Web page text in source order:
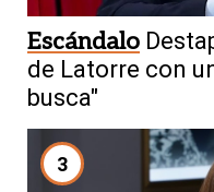
Escándalo
de Latorre con
busca"
3